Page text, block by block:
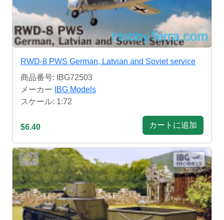
RWD-8 PWS German, Latvian and Soviet service
商品番号: IBG72503
メーカー
IBG Models
スケール: 1:72
$6.40 カートに追加